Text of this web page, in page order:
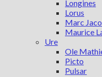
Longines
Lorus
Marc
Maurice
Ure
Ole
Picto
Pulsar